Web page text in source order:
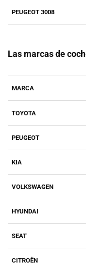
PEUGEOT 3008
Las marcas de
MARCA
TOYOTA
PEUGEOT
KIA
VOLKSWAGEN
HYUNDAI
SEAT
CITROËN